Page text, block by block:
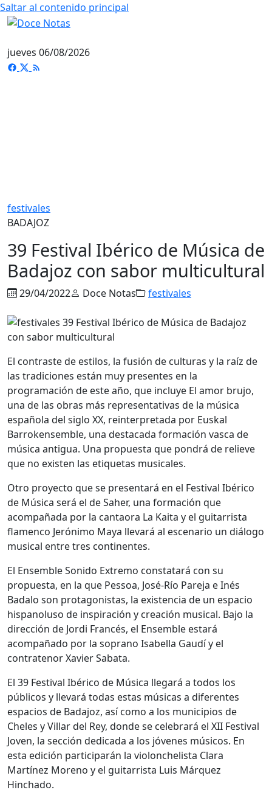
Saltar al contenido principal
jueves 06/08/2026
festivales
BADAJOZ
39 Festival Ibérico de Música de
Badajoz con sabor multicultural
29/04/2022 Doce Notas festivales
El contraste de estilos, la fusión de culturas y la raíz de
las tradiciones están muy presentes en la
programación de este año, que incluye El amor brujo,
una de las obras más representativas de la música
española del siglo XX, reinterpretada por Euskal
Barrokensemble, una destacada formación vasca de
música antigua. Una propuesta que pondrá de relieve
que no existen las etiquetas musicales.
Otro proyecto que se presentará en el Festival Ibérico
de Música será el de Saher, una formación que
acompañada por la cantaora La Kaita y el guitarrista
flamenco Jerónimo Maya llevará al escenario un diálogo
musical entre tres continentes.
El Ensemble Sonido Extremo constatará con su
propuesta, en la que Pessoa, José-Río Pareja e Inés
Badalo son protagonistas, la existencia de un espacio
hispanoluso de inspiración y creación musical. Bajo la
dirección de Jordi Francés, el Ensemble estará
acompañado por la soprano Isabella Gaudí y el
contratenor Xavier Sabata.
El 39 Festival Ibérico de Música llegará a todos los
públicos y llevará todas estas músicas a diferentes
espacios de Badajoz, así como a los municipios de
Cheles y Villar del Rey, donde se celebrará el XII Festival
Joven, la sección dedicada a los jóvenes músicos. En
esta edición participarán la violonchelista Clara
Martínez Moreno y el guitarrista Luis Márquez
Hinchado.